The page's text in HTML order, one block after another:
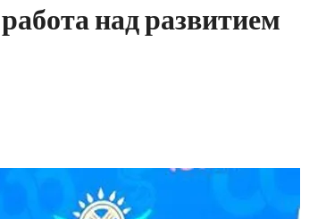
над развитием